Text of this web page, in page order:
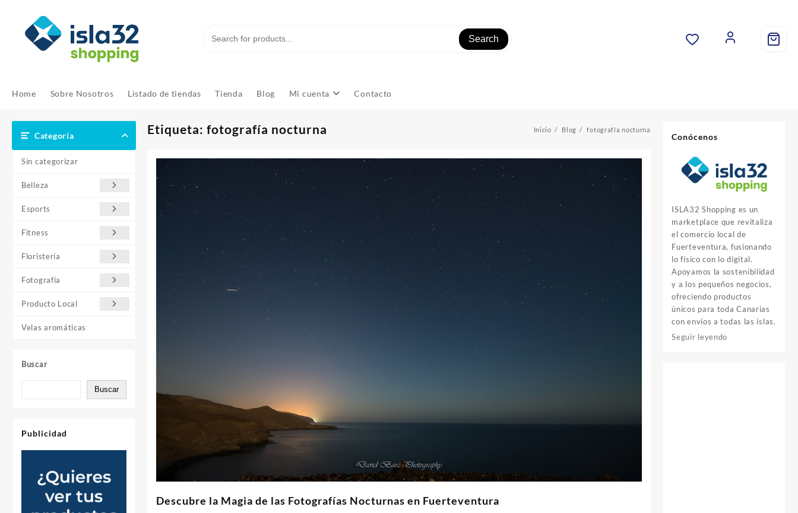
contenido
Search
Home Sobre Nosotros Listado de tiendas Tienda Blog Mi cuenta Contacto
Categoría
Sin categorizar
Belleza
Esports
Fitness
Floristería
Fotografía
Producto Local
Velas aromáticas
Buscar
Buscar
Publicidad
Etiqueta:fotografía nocturna Inicio Blog fotografía nocturna
Descubre la Magia de las Fotografías Nocturnas en Fuerteventura
Conócenos
ISLA32 Shopping es un
marketplace que revitaliza
el comercio local de
Fuerteventura, fusionando
lo físico con lo digital.
Apoyamos la sostenibilidad
y a los pequeños negocios,
ofreciendo productos
únicos para toda Canarias
con envíos a todas las islas.
Seguir leyendo